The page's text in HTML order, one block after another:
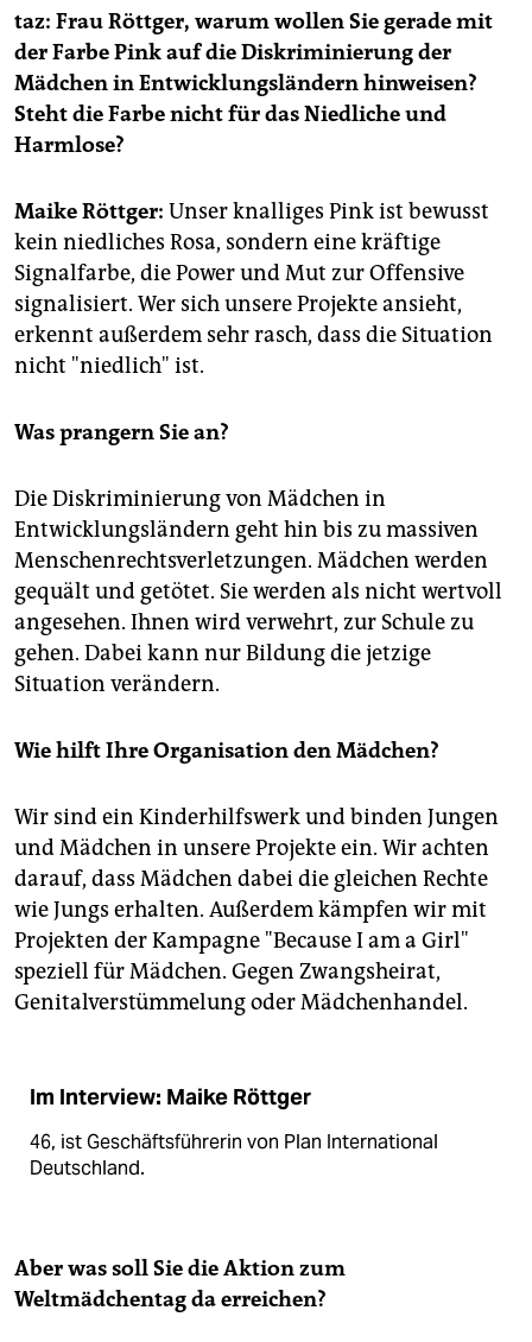
genossenschaft
epaper login
taz: Frau Röttger, warum wollen Sie gerade mit
der Farbe Pink auf die Diskriminierung der
Mädchen in Entwicklungsländern hinweisen?
Steht die Farbe nicht für das Niedliche und
Harmlose?
Maike Röttger: Unser knalliges Pink ist bewusst
kein niedliches Rosa, sondern eine kräftige
Signalfarbe, die Power und Mut zur Offensive
signalisiert. Wer sich unsere Projekte ansieht,
erkennt außerdem sehr rasch, dass die Situation
nicht "niedlich" ist.
Was prangern Sie an?
Die Diskriminierung von Mädchen in
Entwicklungsländern geht hin bis zu massiven
Menschenrechtsverletzungen. Mädchen werden
gequält und getötet. Sie werden als nicht wertvoll
angesehen. Ihnen wird verwehrt, zur Schule zu
gehen. Dabei kann nur Bildung die jetzige
Situation verändern.
Wie hilft Ihre Organisation den Mädchen?
Wir sind ein Kinderhilfswerk und binden Jungen
und Mädchen in unsere Projekte ein. Wir achten
darauf, dass Mädchen dabei die gleichen Rechte
wie Jungs erhalten. Außerdem kämpfen wir mit
Projekten der Kampagne "Because I am a Girl"
speziell für Mädchen. Gegen Zwangsheirat,
Genitalverstümmelung oder Mädchenhandel.
Im Interview: Maike Röttger
46, ist Geschäftsführerin von Plan International
Deutschland.
Aber was soll Sie die Aktion zum
Weltmädchentag da erreichen?